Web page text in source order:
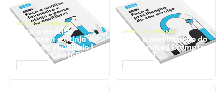
GESTÃO FINANCEIRA
Faça a análise
financeira e atinja o
ponto de equilíbrio |
Prompts ChatGPT
GESTÃO FINANCEIRA
Faça a precificação do
seu serviço | Prompts
ChatGPT